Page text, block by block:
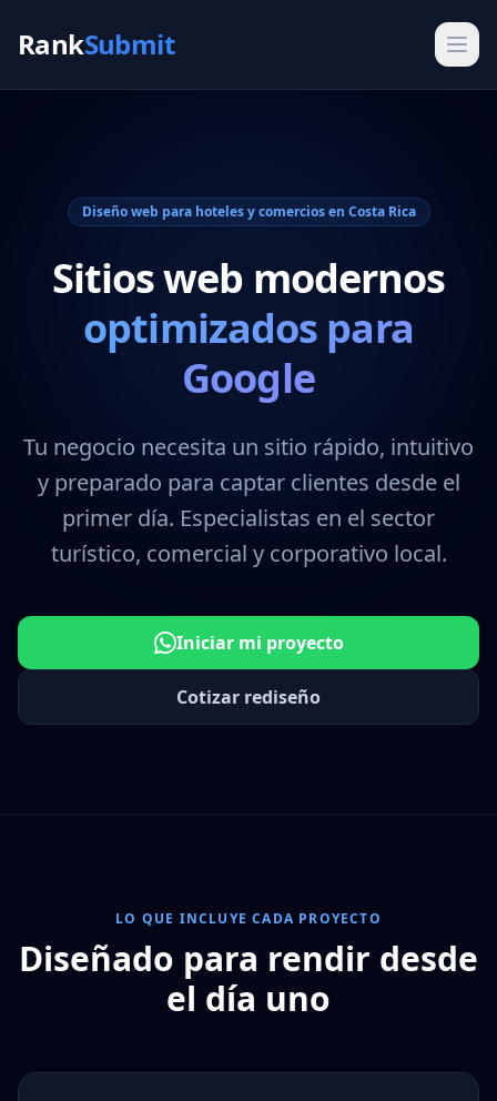
RankSubmit
Diseño web para hoteles y comercios en Costa Rica
Sitios web modernos
optimizados para
Google
Tu negocio necesita un sitio rápido, intuitivo
y preparado para captar clientes desde el
primer día. Especialistas en el sector
turístico, comercial y corporativo local.
Iniciar mi proyecto
Cotizar rediseño
LO QUE INCLUYE CADA PROYECTO
Diseñado para rendir desde
el día uno